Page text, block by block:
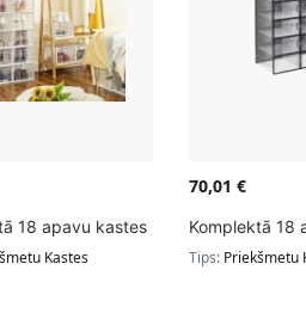
18 apavu kastes
Kastes
70,01€
Komplektā 18
Tips: Priekšmetu